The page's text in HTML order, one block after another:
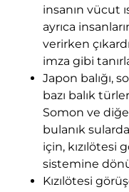
insanın vücut
ayrıca
verirken
imza gibi
Japon balığı,
bazı balık
Somon ve
bulanık
için,
sistemine
Kızılötesi